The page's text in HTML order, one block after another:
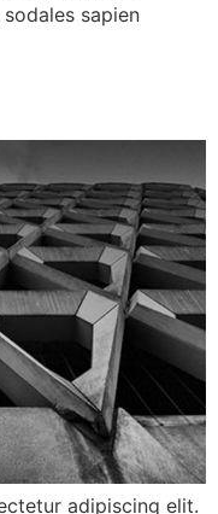
sapien
adipiscing elit.